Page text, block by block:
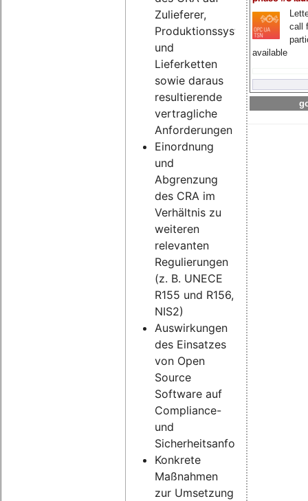
call
available
Zulieferer,
Produktionssysteme
und
Lieferketten
sowie daraus
resultierende
vertragliche
Anforderungen
Einordnung
und
Abgrenzung
des CRA im
Verhältnis zu
weiteren
relevanten
Regulierungen
(z. B. UNECE
R155 und R156,
NIS2)
Auswirkungen
des Einsatzes
von Open
Source
Software auf
Compliance-
und
Sicherheitsanforderungen
Konkrete
Maßnahmen
zur Umsetzung